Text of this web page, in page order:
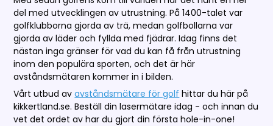
del med utvecklingen av utrustning. På 1400-talet var
golfklubborna gjorda av trä, medan golfbollarna var
gjorda av läder och fyllda med fjädrar. Idag finns det
nästan inga gränser för vad du kan få från utrustning
inom den populära sporten, och det är här
avståndsmätaren kommer in i bilden.
Vårt utbud avavståndsmätare för golf hittar du här på
kikkertland.se. Beställ din lasermätare idag - och innan du
vet det ordet av har du gjort din första hole-in-one!